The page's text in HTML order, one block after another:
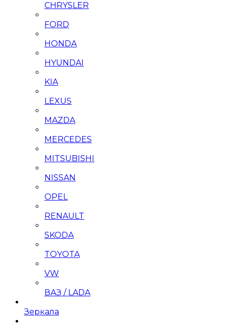
CHRYSLER
FORD
HONDA
HYUNDAI
KIA
LEXUS
MAZDA
MERCEDES
MITSUBISHI
NISSAN
OPEL
RENAULT
SKODA
TOYOTA
VW
ВАЗ / LADA
Зеркала